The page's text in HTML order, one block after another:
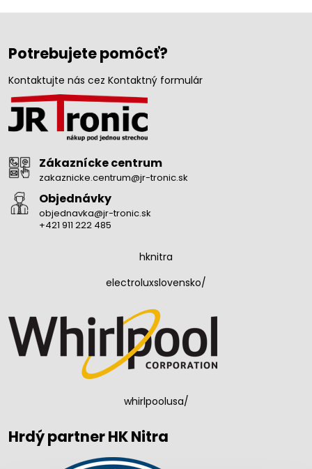
Potrebujete pomôcť?
Kontaktujte nás cez Kontaktný formulár
Zákaznícke centrum
zakaznicke.centrum@jr-tronic.sk
Objednávky
objednavka@jr-tronic.sk
+421 911 222 485
hknitra
electroluxslovensko/
whirlpoolusa/
Hrdý partner HK Nitra